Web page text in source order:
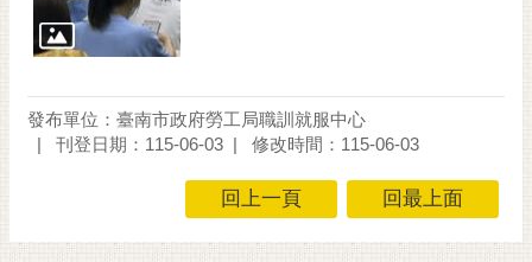
發布單位：臺南市政府勞工局職訓就服中心
刊登日期：115-06-03
修改時間：115-06-03
回上一頁 回最上面